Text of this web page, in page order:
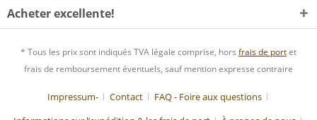
Acheter excellente!
* Tous les prix sont indiqués TVA légale comprise, hors frais de portet
frais de remboursement éventuels, sauf mention expresse contraire
Impressum- Contact
FAQ - Foire aux questions